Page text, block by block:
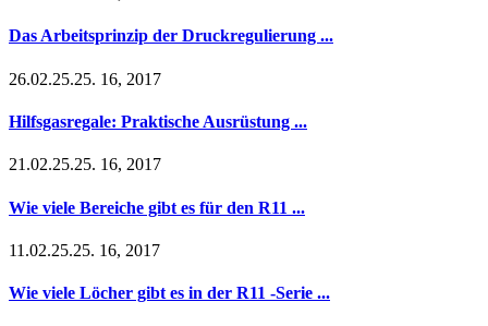
Das Arbeitsprinzip der Druckregulierung ...
26.02.25.25. 16, 2017
Hilfsgasregale: Praktische Ausrüstung ...
21.02.25.25. 16, 2017
Wie viele Bereiche gibt es für den R11 ...
11.02.25.25. 16, 2017
Wie viele Löcher gibt es in der R11 -Serie ...